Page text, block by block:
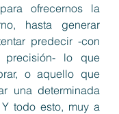
ofrecernos la
hasta generar
predecir -con
lo que
o aquello que
una determinada
todo esto, muy a